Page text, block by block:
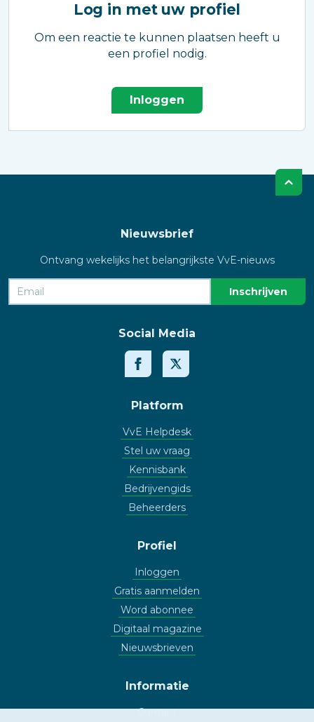
Log in met uw profiel
Om een reactie te kunnen plaatsen heeft u
een profiel nodig.
Inloggen
Nieuwsbrief
Ontvang wekelijks het belangrijkste VvE-nieuws
Social Media
Platform
VvE Helpdesk
Stel uw vraag
Kennisbank
Bedrijvengids
Beheerders
Profiel
Inloggen
Gratis aanmelden
Word abonnee
Digitaal magazine
Nieuwsbrieven
Informatie
Contact